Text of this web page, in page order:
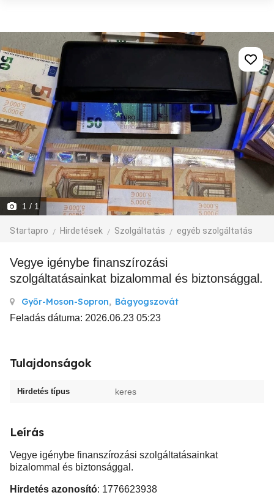
1 / 1
Startapro Hirdetések Szolgáltatás egyéb szolgáltatás
Vegye igénybe finanszírozási
szolgáltatásainkat bizalommal és biztonsággal.
Győr-Moson-Sopron, Bágyogszovát
Feladás dátuma: 2026.06.23 05:23
Tulajdonságok
Hirdetés típus keres
Leírás
Vegye igénybe finanszírozási szolgáltatásainkat
bizalommal és biztonsággal.
Hirdetés azonosító: 1776623938